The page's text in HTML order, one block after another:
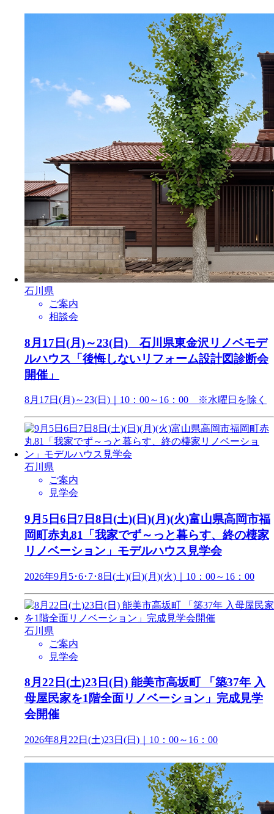
石川県
ご案内
相談会
8月17日(月)～23(日) 石川県東金沢リノベモデ
ルハウス「後悔しないリフォーム設計図診断会
開催」
8月17日(月)～23(日)｜10：00～16：00 ※水曜日を除く
石川県
ご案内
見学会
9月5日6日7日8日(土)(日)(月)(火)富山県高岡市福
岡町赤丸81「我家でず～っと暮らす、終の棲家
リノベーション」モデルハウス見学会
2026年9月5･6･7･8日(土)(日)(月)(火)｜10：00～16：00
石川県
ご案内
見学会
8月22日(土)23日(日) 能美市高坂町 「築37年 入
母屋民家を1階全面リノベーション」完成見学
会開催
2026年8月22日(土)23日(日)｜10：00～16：00